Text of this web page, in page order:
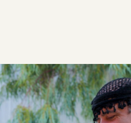
ΣΥΝΤΑΓΕΣ ΑΛΜΥΡΑ
Τυροζούλι και
Ο Γιάννης Καλυκάκης μας